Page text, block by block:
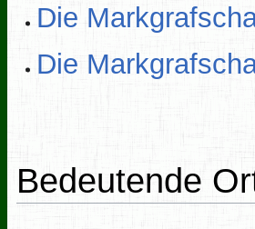
Die
Die
Bedeutende